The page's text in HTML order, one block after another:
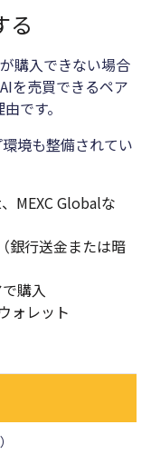
る
購入できない場合
を売買できるペア
です。
境も整備されてい
MEXC Globalな
銀行送金または暗
購入
ォレット